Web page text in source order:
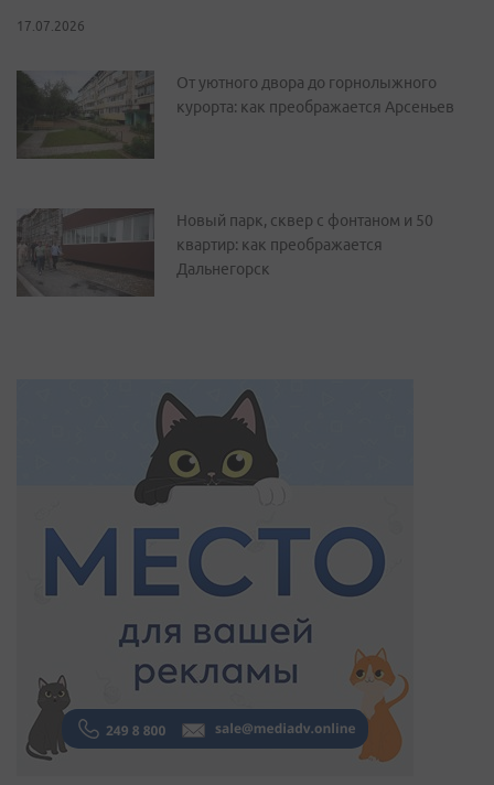
17.07.2026
От уютного двора до горнолыжного
курорта: как преображается Арсеньев
Новый парк, сквер с фонтаном и 50
квартир: как преображается
Дальнегорск